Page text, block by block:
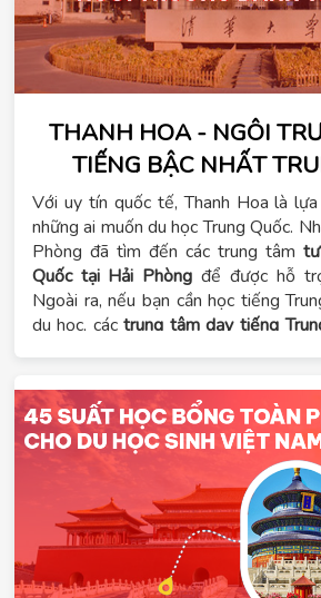
THANH HOA - NGÔI
TIẾNG BẬC NHẤT
Với uy tín quốc tế, Thanh Hoa là
những ai muốn du học Trung Quốc.
Phòng đã tìm đến các trung tâm
Quốc tại Hải Phòng để được hỗ
Ngoài ra, nếu bạn cần học tiếng
du học, các trung tâm dạy tiếng